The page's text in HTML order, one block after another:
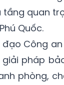
quan
Quốc.
Công
pháp
phòng,